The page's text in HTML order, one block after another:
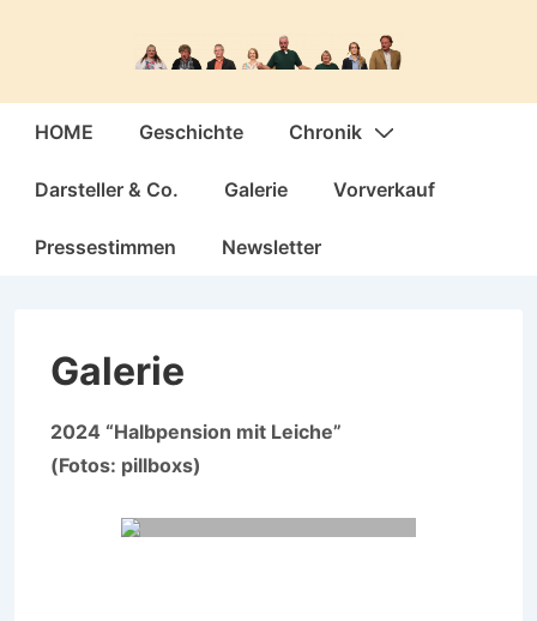
Hauptnavigation
HOME Geschichte Chronik
Darsteller & Co. Galerie Vorverkauf
Pressestimmen Newsletter
Galerie
2024 “Halbpension mit Leiche”
(Fotos: pillboxs)